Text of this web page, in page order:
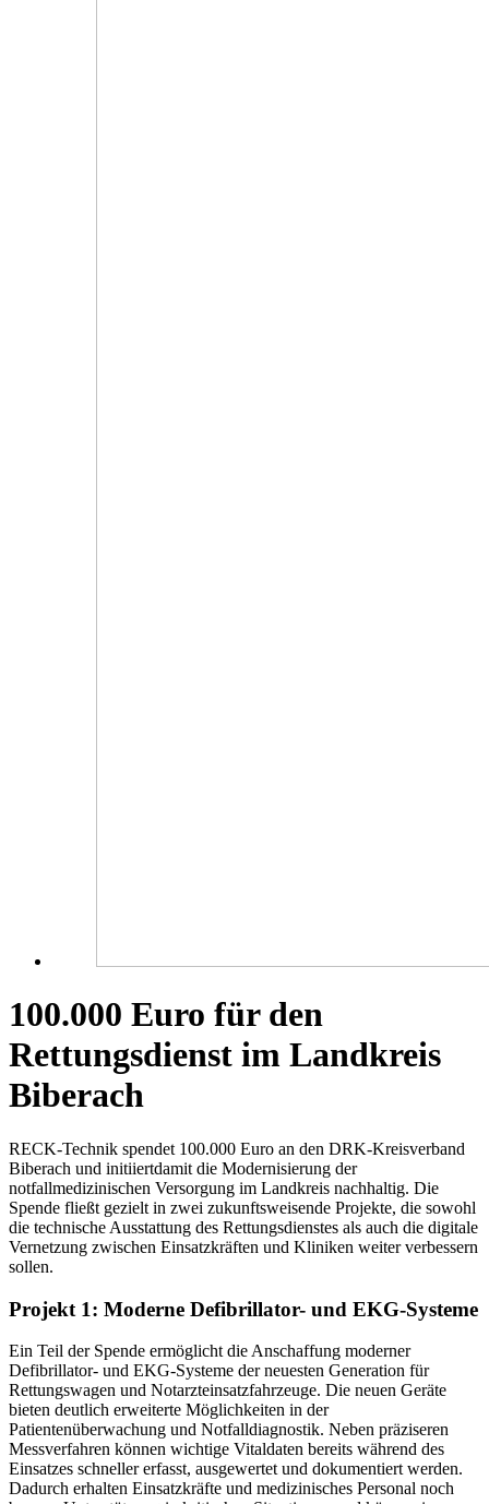
100.000 Euro für den
Rettungsdienst im Landkreis
Biberach
RECK-Technik spendet 100.000 Euro an den DRK-Kreisverband
Biberach und initiiertdamit die Modernisierung der
notfallmedizinischen Versorgung im Landkreis nachhaltig. Die
Spende fließt gezielt in zwei zukunftsweisende Projekte, die sowohl
die technische Ausstattung des Rettungsdienstes als auch die digitale
Vernetzung zwischen Einsatzkräften und Kliniken weiter verbessern
sollen.
Projekt 1: Moderne Defibrillator- und EKG-Systeme
Ein Teil der Spende ermöglicht die Anschaffung moderner
Defibrillator- und EKG-Systeme der neuesten Generation für
Rettungswagen und Notarzteinsatzfahrzeuge. Die neuen Geräte
bieten deutlich erweiterte Möglichkeiten in der
Patientenüberwachung und Notfalldiagnostik. Neben präziseren
Messverfahren können wichtige Vitaldaten bereits während des
Einsatzes schneller erfasst, ausgewertet und dokumentiert werden.
Dadurch erhalten Einsatzkräfte und medizinisches Personal noch